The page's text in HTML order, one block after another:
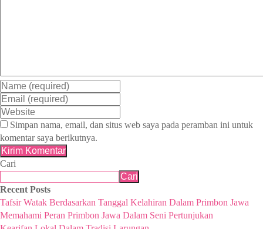
Simpan nama, email, dan situs web saya pada peramban ini untuk
komentar saya berikutnya.
Cari
Cari
Recent Posts
Tafsir Watak Berdasarkan Tanggal Kelahiran Dalam Primbon Jawa
Memahami Peran Primbon Jawa Dalam Seni Pertunjukan